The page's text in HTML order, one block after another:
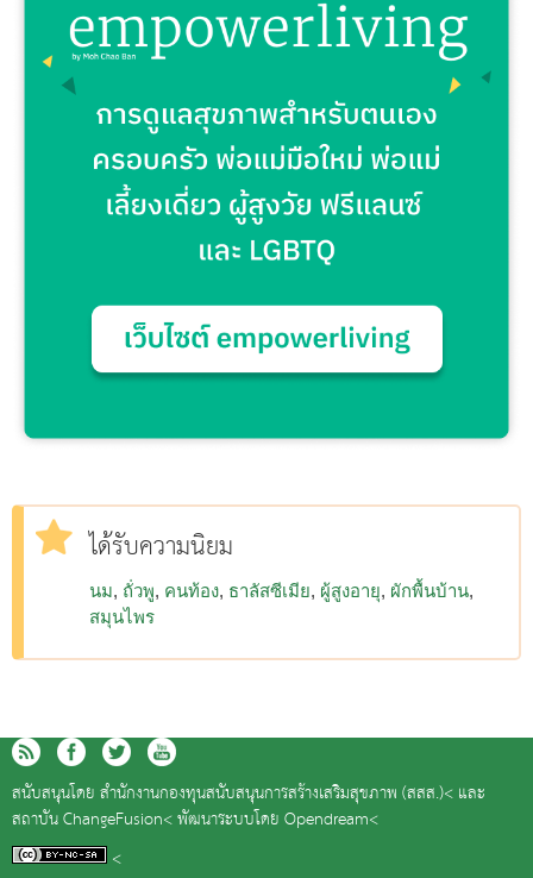
ได้รับความนิยม
นม ถั่วพู คนท้อง ธาลัสซีเมีย ผู้สูงอายุ ผักพื้นบ้าน
สมุนไพร
สนับสนุนโดย สำนักงานกองทุนสนับสนุนการสร้างเสริมสุขภาพ (สสส.)< และ
สถาบัน ChangeFusion<พัฒนาระบบโดย Opendream<
<